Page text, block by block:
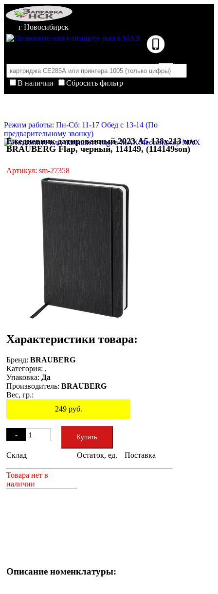
г Новосибирск
В наличии
Сбросить фильтр
Корзина пуста
Режим работы: Пн-Сб: 11-17 Обед с 13-14 (По
предварительному звонку)
Мессенджер MAX
Ежедневник датированный 2023 А5 138x213 мм
BRAUBERG Flap, черный, 114149, (114149son)
Артикул: sm-27358
Характеристики товара:
Бренд: BRAUBERG
Категория: ,
Упаковка: Да
Производитель: BRAUBERG
Вес, гр.:
249руб.
-
+
Купить
Склад Остаток, ед. Поставка
Товара нет в
наличии
Описание номенклатуры: